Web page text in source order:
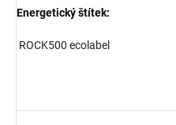
Energetický štítek:
ROCK500 ecolabel